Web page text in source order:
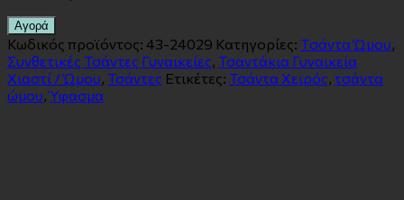
Αγορά
Κωδικός προϊόντος: 43-24029 Κατηγορίες: Tσάντα Ώμου
Συνθετικές Τσάντες Γυναικείες Τσαντάκια Γυναικεία
Χιαστί / Ώμου Τσάντες Ετικέτες: Τσάντα Χειρός τσάντα
ώμου ,Ύφασμα